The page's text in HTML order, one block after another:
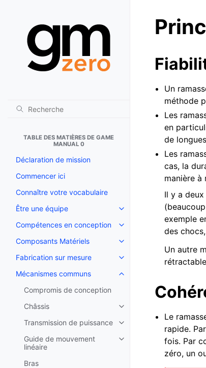
TABLE DES MATIÈRES DE GAME
MANUAL 0
Déclaration de mission
Commencer ici
Connaître votre vocabulaire
Être une équipe
Toggle navigation of
Compétences en conception
Toggle navigation of
Composants Matériels
Toggle navigation of
Fabrication sur mesure
Toggle navigation of
Mécanismes communs
Toggle navigation of
Compromis de conception
Châssis
Toggle navigation of
Transmission de puissance
Toggle navigation of
Guide de mouvement
linéaire
Toggle navigation of
Bras
Un
méthode
Les
en
de
Les
cas, la
manière à
Il y a
exemple
des
Un autre
Le
rapide.
fois. Par
zéro, un